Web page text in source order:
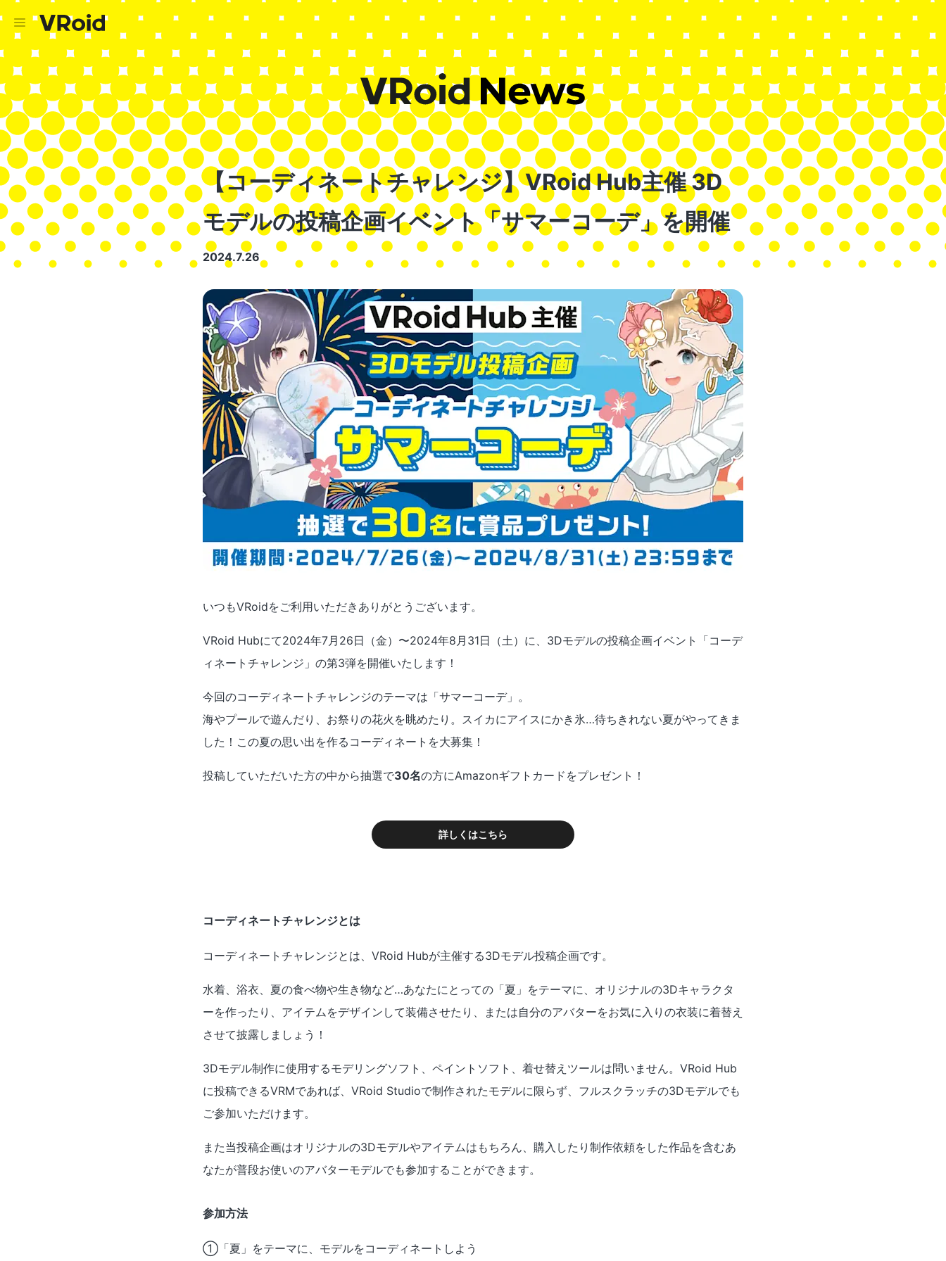
【コーディネートチャレンジ】VRoid Hub主催 3D
モデルの投稿企画イベント「サマーコーデ」を開催
2024.7.26
いつもVRoidをご利用いただきありがとうございます。
VRoid Hubにて2024年7月26日（金）〜2024年8月31日（土）に、3Dモデルの投稿企画イベント「コーデ
ィネートチャレンジ」の第3弾を開催いたします！
今回のコーディネートチャレンジのテーマは「サマーコーデ」。
海やプールで遊んだり、お祭りの花火を眺めたり。スイカにアイスにかき氷…待ちきれない夏がやってきま
した！この夏の思い出を作るコーディネートを大募集！
投稿していただいた方の中から抽選で30名の方にAmazonギフトカードをプレゼント！
詳しくはこちら
コーディネートチャレンジとは
コーディネートチャレンジとは、VRoid Hubが主催する3Dモデル投稿企画です。
水着、浴衣、夏の食べ物や生き物など…あなたにとっての「夏」をテーマに、オリジナルの3Dキャラクタ
ーを作ったり、アイテムをデザインして装備させたり、または自分のアバターをお気に入りの衣装に着替え
させて披露しましょう！
3Dモデル制作に使用するモデリングソフト、ペイントソフト、着せ替えツールは問いません。VRoid Hub
に投稿できるVRMであれば、VRoid Studioで制作されたモデルに限らず、フルスクラッチの3Dモデルでも
ご参加いただけます。
また当投稿企画はオリジナルの3Dモデルやアイテムはもちろん、購入したり制作依頼をした作品を含むあ
なたが普段お使いのアバターモデルでも参加することができます。
参加方法
①「夏」をテーマに、モデルをコーディネートしよう